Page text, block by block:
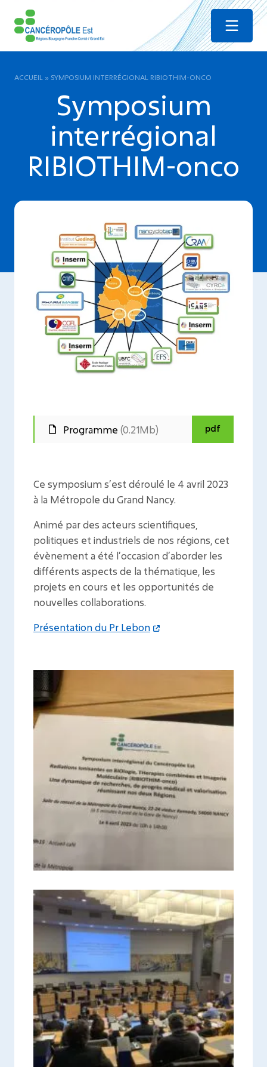
Menu
ACCUEIL » SYMPOSIUM INTERRÉGIONAL RIBIOTHIM-ONCO
Symposium
interrégional
RIBIOTHIM-onco
Programme (0.21Mb) pdf
Ce symposium s’est déroulé le 4 avril 2023
à la Métropole du Grand Nancy.
Animé par des acteurs scientifiques,
politiques et industriels de nos régions, cet
évènement a été l’occasion d’aborder les
différents aspects de la thématique, les
projets en cours et les opportunités de
nouvelles collaborations.
Présentation du Pr Lebon